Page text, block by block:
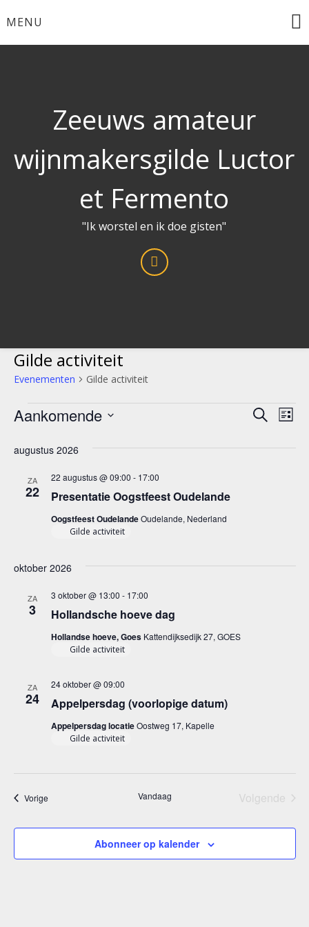
naar
MENU
Zeeuws amateur
wijnmakersgilde Luctor
et Fermento
"Ik worstel en ik doe gisten"
Gilde activiteit
Evenementen Gilde activiteit
Evenementen Zoeken
Lijst
Aankomende
een
augustus 2026
ZA
22 Presentatie Oogstfeest Oudelande
22 augustus @ 09:00 - 17:00
Oogstfeest OudelandeOudelande, Nederland
Gilde activiteit
oktober 2026
ZA
3 Hollandsche hoeve dag
3 oktober @ 13:00 - 17:00
Hollandse hoeve, Goes Kattendijksedijk 27, GOES
Gilde activiteit
ZA
24 Appelpersdag (voorlopige datum)
24 oktober @ 09:00
Appelpersdag locatieOostweg 17, Kapelle
Gilde activiteit
VorigeEvenementen Vandaag
Volgende
Abonneer op kalender